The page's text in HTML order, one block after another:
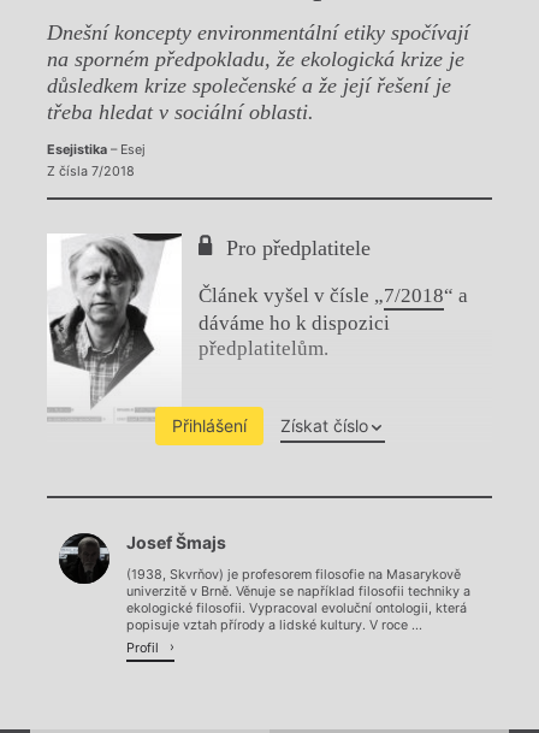
Dnešní koncepty environmentální etiky spočívají
na sporném předpokladu, že ekologická krize je
důsledkem krize společenské a že její řešení je
třeba hledat v sociální oblasti.
Esejistika– Esej
Z čísla 7/2018
Pro předplatitele
Článek vyšel v čísle „7/2018“ a
dáváme ho k dispozici
předplatitelům.
Přihlášení Získat číslo
Chviličku.
Josef Šmajs
(1938, Skvrňov) je profesorem filosofie na Masarykově
univerzitě v Brně. Věnuje se například filosofii techniky a
ekologické filosofii. Vypracoval evoluční ontologii, která
popisuje vztah přírody a lidské kultury. V roce ...
Profil